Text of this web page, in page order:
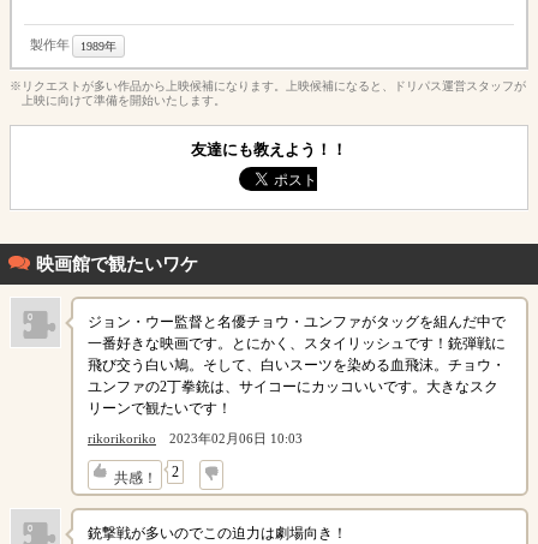
製作年 1989年
※リクエストが多い作品から上映候補になります。上映候補になると、ドリパス運営スタッフが
上映に向けて準備を開始いたします。
友達にも教えよう！！
映画館で観たいワケ
ジョン・ウー監督と名優チョウ・ユンファがタッグを組んだ中で
一番好きな映画です。とにかく、スタイリッシュです！銃弾戦に
飛び交う白い鳩。そして、白いスーツを染める血飛沫。チョウ・
ユンファの2丁拳銃は、サイコーにカッコいいです。大きなスク
リーンで観たいです！
rikorikoriko 2023年02月06日 10:03
共感！ 2
↓
銃撃戦が多いのでこの迫力は劇場向き！